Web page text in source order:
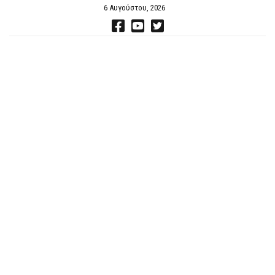
6 Αυγούστου, 2026